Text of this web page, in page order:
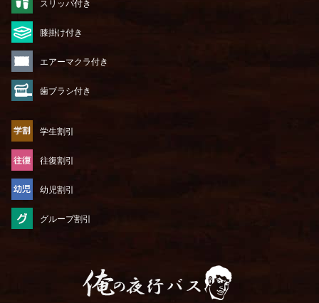
スリッパ付き
膝掛け付き
エアーマクラ付き
歯ブラシ付き
学生割引
往復割引
幼児割引
グループ割引